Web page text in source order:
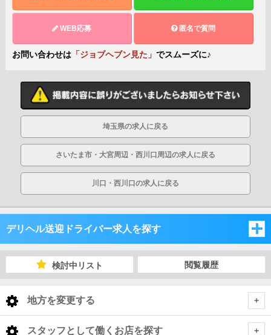
WEB応募 匿名で質問
お問い合わせは「ジョブヘブン見た」 でスムーズに♪
埼玉県の求人に戻る
さいたま市・大宮周辺・西川口周辺の求人に戻る
川口・西川口の求人に戻る
デリヘル送迎ドライバー求人を探す
埼玉県
検討中リスト 閲覧履歴
地方を変更する
< 全国トップ
スタッフとして働くお店を探す